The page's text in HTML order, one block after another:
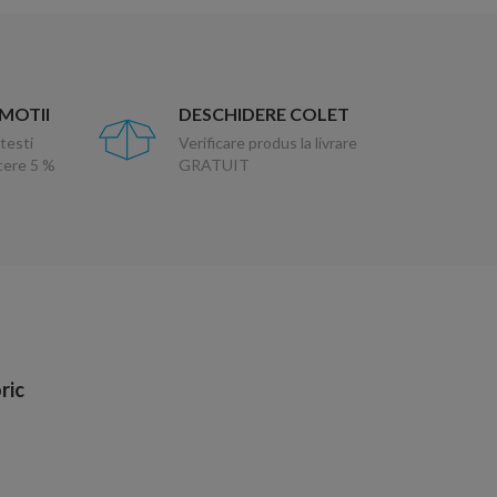
5 %
DESCHIDERE COLET
Verificare produs la livrare
GRATUIT